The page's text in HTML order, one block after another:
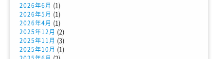
2026年6月 (1)
2026年5月 (1)
2026年4月 (1)
2025年12月 (2)
2025年11月 (3)
2025年10月 (1)